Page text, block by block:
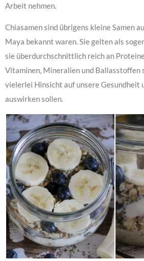
Arbeit nehmen.
Chiasamen sind übrigens kleine Samen
Maya bekannt waren. Sie gelten als
sie überdurchschnittlich reich an
Vitaminen, Mineralien und Ballasstoffen
vielerlei Hinsicht auf unsere Gesundheit
auswirken sollen.